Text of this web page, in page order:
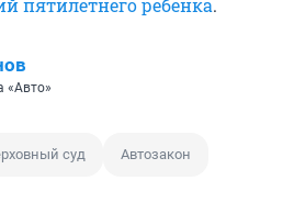
пятилетнего ребенка.
«Авто»
суд Автозакон